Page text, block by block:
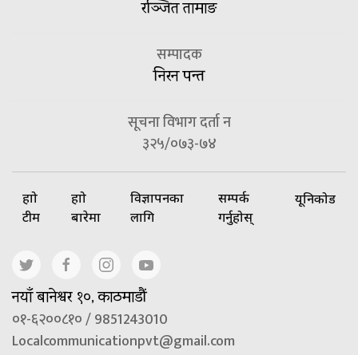
रञ्जित तामाङ
सम्पादक
निरन पन्त
सूचना विभाग दर्ता न
३२५/०७३-७४
हाम्रो
टीम
हाम्रो
बारेमा
विज्ञापनका
लागि
सम्पर्क
गर्नुहोस्
यूनिकोड
नयाँ बानेश्वर १०, काठमाडौं
०१-६२००८१० / 9851243010
Localcommunicationpvt@gmail.com